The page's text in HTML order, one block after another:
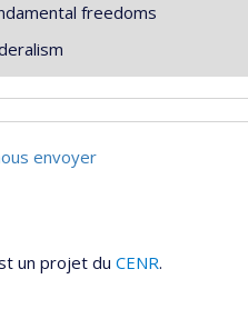
freedoms
envoyer
un projet du CENR.